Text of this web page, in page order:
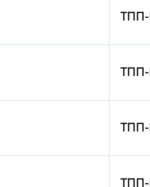
ТПП-
ТПП-
ТПП-
ТПП-